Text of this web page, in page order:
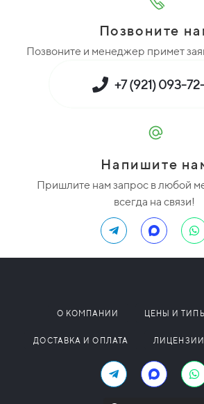
Позвоните
Позвоните и менеджер примет
+7 (921) 093-
Напишите
Пришлите нам запрос в любой
всегда на связи!
О КОМПАНИИ ЦЕНЫ И
ДОСТАВКА И ОПЛАТА ЛИЦЕНЗИИ